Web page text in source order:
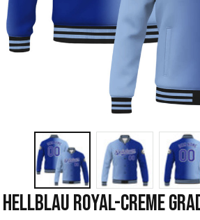
Hellblau Royal-Creme